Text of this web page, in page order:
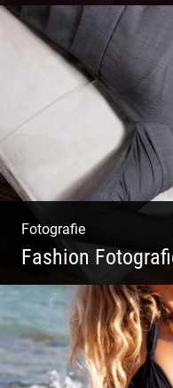
Wunderschöne
Farben |
Fotografie
Fashion